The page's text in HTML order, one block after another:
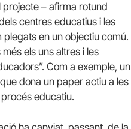
projecte – afirma rotund
centres educatius i les
plegats en un objectiu comú.
els uns altres i les
Com a exemple, un
dona un paper actiu a les
educatiu.